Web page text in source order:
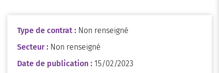
Type de contrat : Non renseigné
Secteur : Non renseigné
Date de publication : 15/02/2023